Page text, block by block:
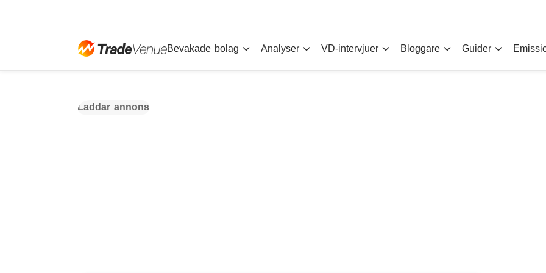
Bevakade bolag Analyser VD-intervjuer Bloggare Guider
Laddar annons